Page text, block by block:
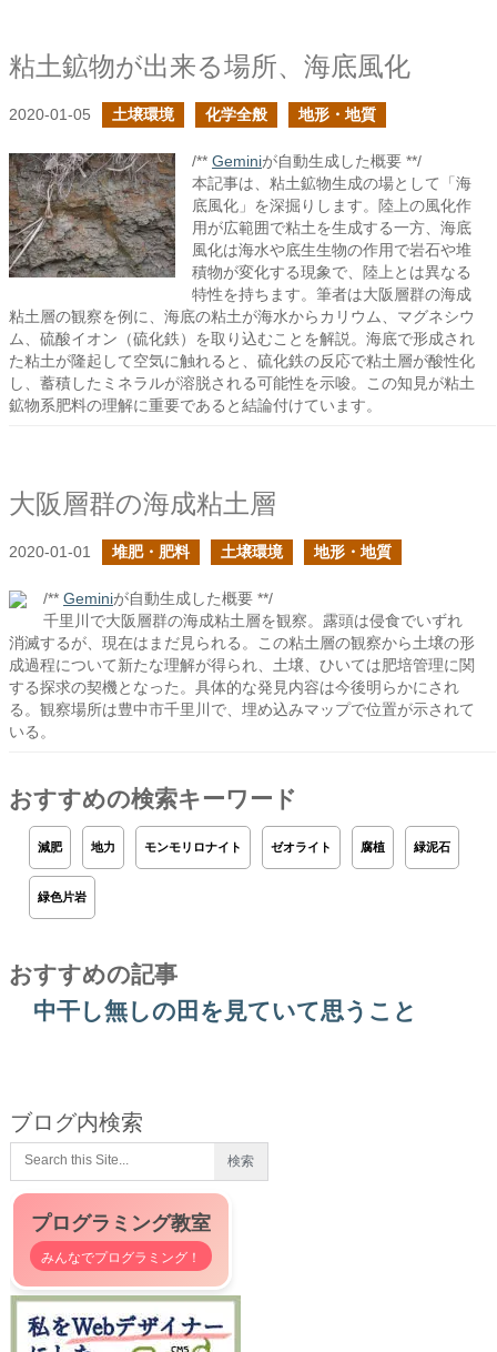
粘土鉱物が出来る場所、海底風化
2020-01-05 土壌環境 化学全般 地形・地質
/** Geminiが自動生成した概要 **/
本記事は、粘土鉱物生成の場として「海
底風化」を深掘りします。陸上の風化作
用が広範囲で粘土を生成する一方、海底
風化は海水や底生生物の作用で岩石や堆
積物が変化する現象で、陸上とは異なる
特性を持ちます。筆者は大阪層群の海成
粘土層の観察を例に、海底の粘土が海水からカリウム、マグネシウ
ム、硫酸イオン（硫化鉄）を取り込むことを解説。海底で形成され
た粘土が隆起して空気に触れると、硫化鉄の反応で粘土層が酸性化
し、蓄積したミネラルが溶脱される可能性を示唆。この知見が粘土
鉱物系肥料の理解に重要であると結論付けています。
大阪層群の海成粘土層
2020-01-01 堆肥・肥料 土壌環境 地形・地質
/** Geminiが自動生成した概要 **/
千里川で大阪層群の海成粘土層を観察。露頭は侵食でいずれ
消滅するが、現在はまだ見られる。この粘土層の観察から土壌の形
成過程について新たな理解が得られ、土壌、ひいては肥培管理に関
する探求の契機となった。具体的な発見内容は今後明らかにされ
る。観察場所は豊中市千里川で、埋め込みマップで位置が示されて
いる。
おすすめの検索キーワード
減肥 地力 モンモリロナイト ゼオライト 腐植 緑泥石
緑色片岩
おすすめの記事
中干し無しの田を見ていて思うこと
ブログ内検索
プログラミング教室
みんなでプログラミング！